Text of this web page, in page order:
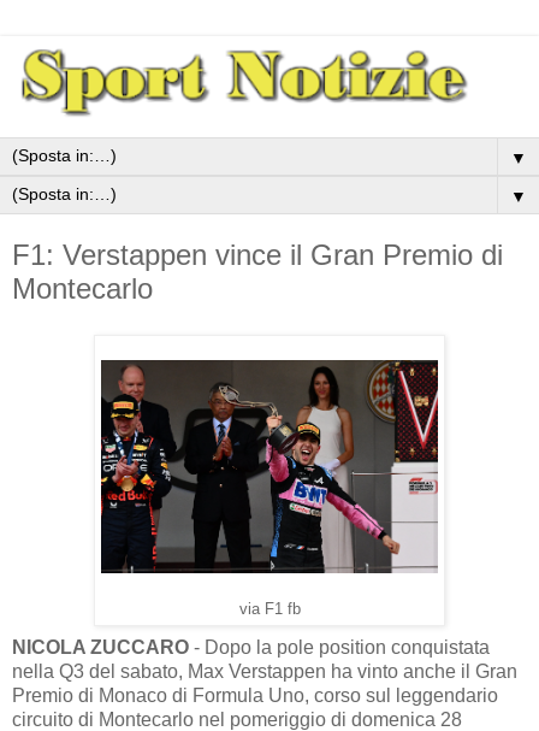
▼
▼
F1: Verstappen vince il Gran Premio di
Montecarlo
via F1 fb
NICOLA ZUCCARO - Dopo la pole position conquistata
nella Q3 del sabato, Max Verstappen ha vinto anche il Gran
Premio di Monaco di Formula Uno, corso sul leggendario
circuito di Montecarlo nel pomeriggio di domenica 28